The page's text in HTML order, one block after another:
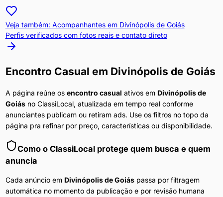
Veja também: Acompanhantes em Divinópolis de Goiás
Perfis verificados com fotos reais e contato direto
Encontro Casual em Divinópolis de Goiás
A página reúne os encontro casual ativos em Divinópolis de
Goiásno ClassiLocal, atualizada em tempo real conforme
anunciantes publicam ou retiram ads. Use os filtros no topo da
página pra refinar por preço, características ou disponibilidade.
Como o ClassiLocal protege quem busca e quem
anuncia
Cada anúncio em Divinópolis de Goiáspassa por filtragem
automática no momento da publicação e por revisão humana